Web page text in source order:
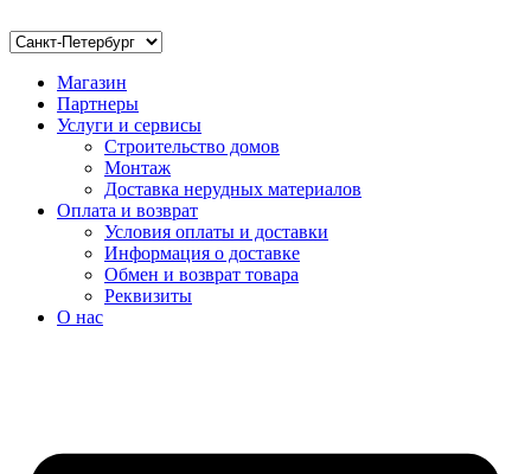
Магазин
Партнеры
Услуги и сервисы
Строительство домов
Монтаж
Доставка нерудных материалов
Оплата и возврат
Условия оплаты и доставки
Информация о доставке
Обмен и возврат товара
Реквизиты
О нас